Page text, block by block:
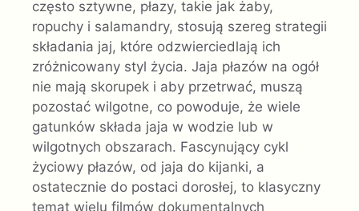
często sztywne, płazy, takie jak żaby,
ropuchy i salamandry, stosują szereg strategii
składania jaj, które odzwierciedlają ich
zróżnicowany styl życia. Jaja płazów na ogół
nie mają skorupek i aby przetrwać, muszą
pozostać wilgotne, co powoduje, że wiele
gatunków składa jaja w wodzie lub w
wilgotnych obszarach. Fascynujący cykl
życiowy płazów, od jaja do kijanki, a
ostatecznie do postaci dorosłej, to klasyczny
temat wielu filmów dokumentalnych